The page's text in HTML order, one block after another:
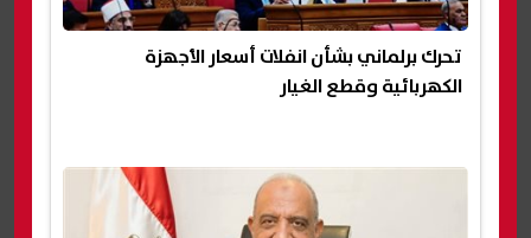
تحرك برلماني بشأن انفلات أسعار الأجهزة
الكهربائية وقطع الغيار